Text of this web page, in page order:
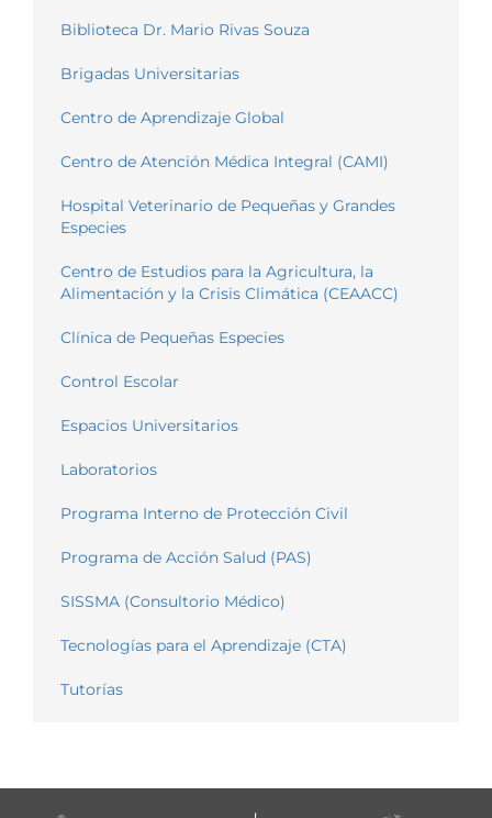
Biblioteca Dr. Mario Rivas Souza
Brigadas Universitarias
Centro de Aprendizaje Global
Centro de Atención Médica Integral (CAMI)
Hospital Veterinario de Pequeñas y Grandes
Especies
Centro de Estudios para la Agricultura, la
Alimentación y la Crisis Climática (CEAACC)
Clínica de Pequeñas Especies
Control Escolar
Espacios Universitarios
Laboratorios
Programa Interno de Protección Civil
Programa de Acción Salud (PAS)
SISSMA (Consultorio Médico)
Tecnologías para el Aprendizaje (CTA)
Tutorías